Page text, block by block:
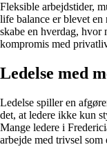
Fleksible arbejdstider,
life balance er blevet
skabe en hverdag, hvor
kompromis med
Ledelse med
Ledelse spiller en
det, at ledere ikke kun
Mange ledere i
arbejde med trivsel som